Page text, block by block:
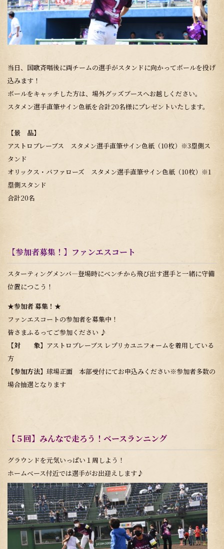
当日、国歌斉唱後に両チームの選手がスタンドに向かってボールを投げ
込みます！
ボールをキャッチした方は、場外グッズブースへお越しください。
スタメン選手直筆サイン色紙を合計20名様にプレゼントいたします。
【景 品】
アストロブレーブス スタメン選手直筆サイン色紙（10枚）※3塁側ス
タンド
オリックス・バファローズ スタメン選手直筆サイン色紙（10枚）※1
塁側スタンド
合計20名
【参加者募集！】ファンエスコート
スターティングメンバ―登場時にベンチから飛び出す選手と一緒に守備
位置につこう！
★参加者 募集！★
ファンエスコートの参加者を募集中！
皆さまふるってご参加ください ♪
【対 象】 アストロブレーブス レプリカユニフォームを着用している
方
【参加方法】 球場正面 本部受付にてお申込みください※参加者多数の
場合抽選となります
【５回】みんなで走ろう！ベースランニング
グラウンドを元気いっぱい１周しよう！
ホームベース付近では選手がお出迎えします♪